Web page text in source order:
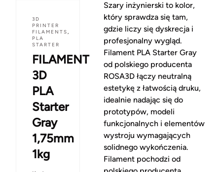
3D
PRINTER
FILAMENTS,
PLA
STARTER
FILAMENT
3D
PLA
Starter
Gray
1,75mm
1kg
Szary inżynierski to kolor,
który sprawdza się tam,
gdzie liczy się dyskrecja i
profesjonalny wygląd.
Filament PLA Starter Gray
od polskiego producenta
ROSA3D łączy neutralną
estetykę z łatwością druku,
idealnie nadając się do
prototypów, modeli
funkcjonalnych i elementów
wystroju wymagających
solidnego wykończenia.
Filament pochodzi od